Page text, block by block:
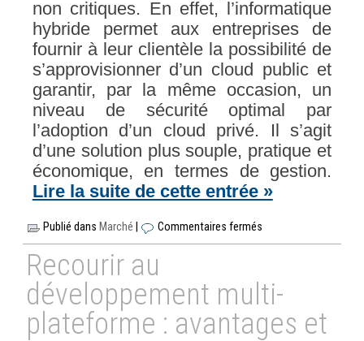
non critiques. En effet, l’informatique
hybride permet aux entreprises de
fournir à leur clientèle la possibilité de
s’approvisionner d’un cloud public et
garantir, par la même occasion, un
niveau de sécurité optimal par
l’adoption d’un cloud privé. Il s’agit
d’une solution plus souple, pratique et
économique, en termes de gestion.
Lire la suite de cette entrée »
Publié dans Marché Commentaires fermés
Recourir au
développement multi-
plateforme : avantages et